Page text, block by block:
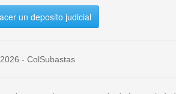
un deposito judicial
- ColSubastas